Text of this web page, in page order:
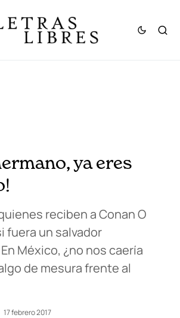
ya eres
reciben a Conan O
fuera un salvador
México, ¿no nos caería
de mesura frente al
17 febrero 2017